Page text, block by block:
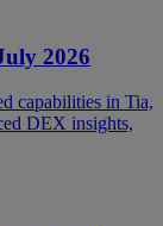
2026
capabilities in Tia,
DEX insights,